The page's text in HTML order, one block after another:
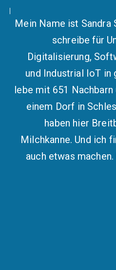
Mein Name ist Sandra
schreibe für
Digitalisierung,
und Industrial IoT in
lebe mit 651
einem Dorf in
haben hier
Milchkanne. Und ich
auch etwas